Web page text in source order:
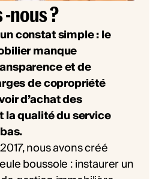
nous ?
constat simple : le
manque
et de
de copropriété
d’achat des
qualité du service
nous avons créé
boussole : instaurer un